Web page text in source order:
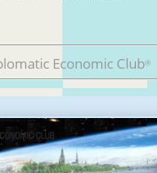
Economic Club®